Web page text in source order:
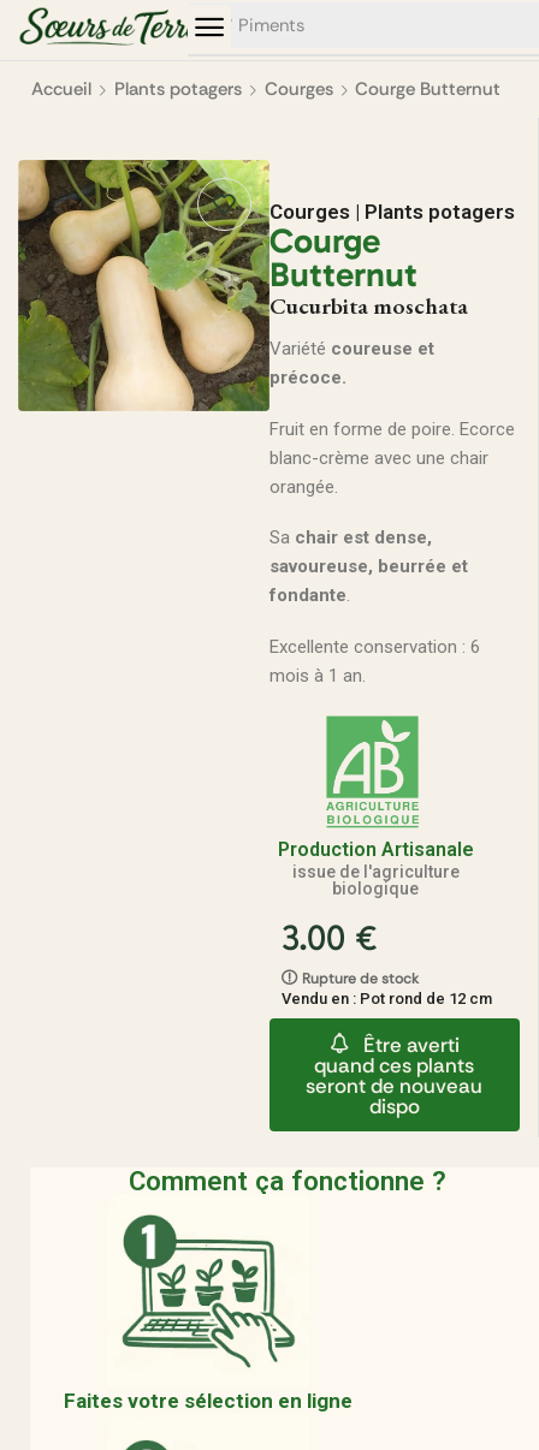
Piments
0
0
Accueil Plants potagers Courges Courge Butternut
Courges| Plants potagers
Courge
Butternut
Cucurbita moschata
Variété coureuse et
précoce.
Fruit en forme de poire. Ecorce
blanc-crème avec une chair
orangée.
Sa chair est dense,
savoureuse, beurrée et
fondante.
Excellente conservation : 6
mois à 1 an.
Production Artisanale
issue de l'agriculture
biologique
3.00 €
Rupture de stock
Vendu en : Pot rond de 12 cm
Être averti
quand ces plants
seront de nouveau
dispo
Comment ça fonctionne ?
Faites votre sélection en ligne